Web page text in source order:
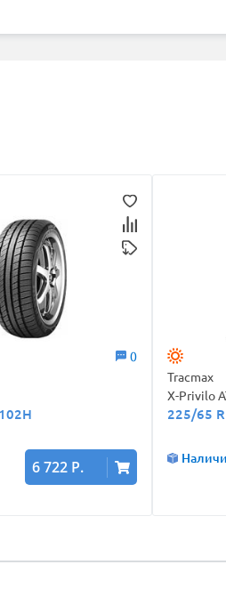
0
6 722 Р.
Tracmax
X-Privilo
225/65